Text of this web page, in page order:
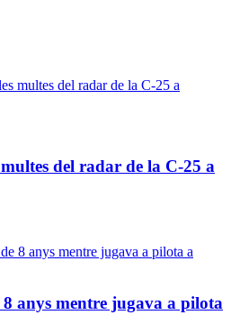
del radar de la C-25 a
anys mentre jugava a pilota